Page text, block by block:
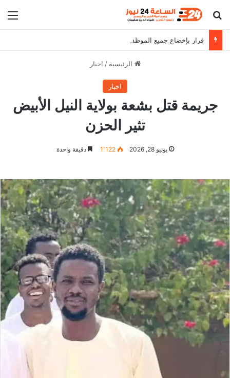
بحث عن
قرار بإخضاع جميع الموظفين للفحص الأمني بمحلية الخرطوم
الرئيسية / اخبار
اخبار
جريمة قتل بشعة بولاية النيل الأبيض
تثير الحزن
يونيو 28, 2026 1٬122 دقيقة واحدة